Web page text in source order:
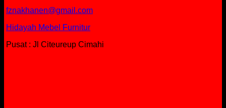
fznakhanen@gmail.com
Hidayah Mebel Furnitur
Pusat : Jl Citeureup Cimahi